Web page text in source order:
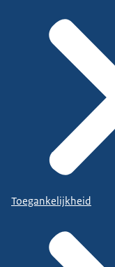
Toegankelijkheid